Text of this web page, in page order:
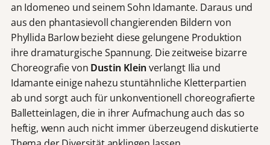
an Idomeneo und seinem Sohn Idamante. Daraus und
aus den phantasievoll changierenden Bildern von
Phyllida Barlow bezieht diese gelungene Produktion
ihre dramaturgische Spannung. Die zeitweise bizarre
Choreografie von Dustin Kleinverlangt Ilia und
Idamante einige nahezu stuntähnliche Kletterpartien
ab und sorgt auch für unkonventionell choreografierte
Balletteinlagen, die in ihrer Aufmachung auch das so
heftig, wenn auch nicht immer überzeugend diskutierte